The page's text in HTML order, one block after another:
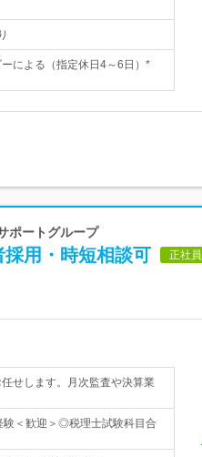
による（指定休日4～6日）*
ポートグループ
用・時短相談可 正社員
せします。月次監査や決算業
験＜歓迎＞◎税理士試験科目合